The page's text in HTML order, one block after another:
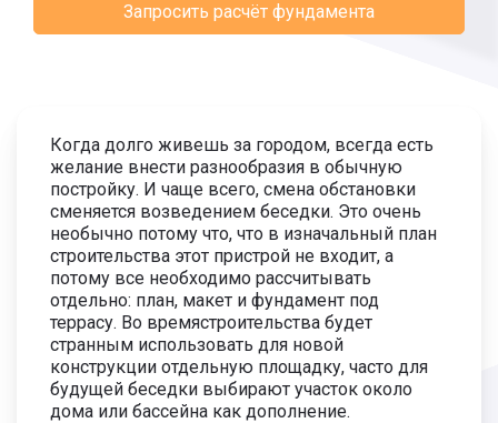
Длина сваи 4500 мм.
1 900 руб.
3 500
3 800
Монтаж сваи 5000 мм.
1 700 руб.
Длина сваи 5500 мм.
2 300 руб.
4 100
Монтаж сваи 5500 мм.
1 800 руб.
Длина сваи 6000 мм.
2 400 руб.
руб.
Монтаж сваи 6000 мм.
1 900 руб.
Запросить расчёт фундамента
Когда долго живешь за городом, всегда есть
желание внести разнообразия в обычную
постройку. И чаще всего, смена обстановки
сменяется возведением беседки. Это очень
необычно потому что, что в изначальный план
строительства этот пристрой не входит, а
потому все необходимо рассчитывать
отдельно: план, макет и фундамент под
террасу. Во времястроительства будет
странным использовать для новой
конструкции отдельную площадку, часто для
будущей беседки выбирают участок около
дома или бассейна как дополнение.